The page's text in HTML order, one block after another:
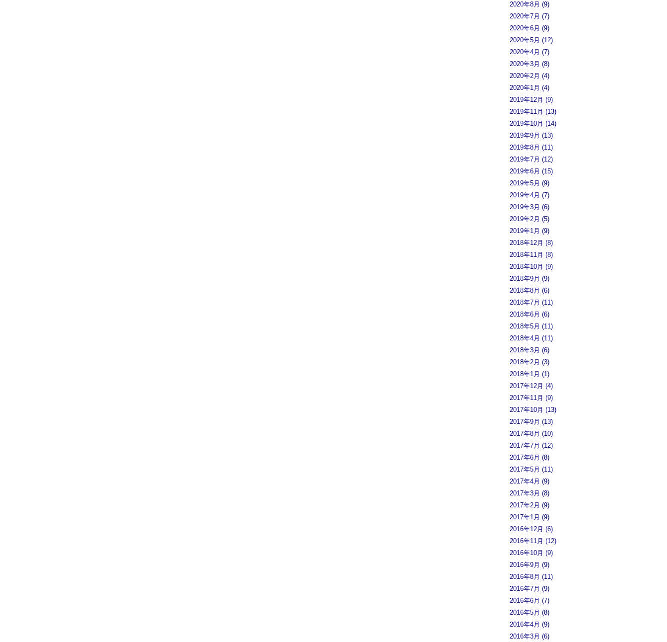
2020年8月 (9)
2020年7月 (7)
2020年6月 (9)
2020年5月 (12)
2020年4月 (7)
2020年3月 (8)
2020年2月 (4)
2020年1月 (4)
2019年12月 (9)
2019年11月 (13)
2019年10月 (14)
2019年9月 (13)
2019年8月 (11)
2019年7月 (12)
2019年6月 (15)
2019年5月 (9)
2019年4月 (7)
2019年3月 (6)
2019年2月 (5)
2019年1月 (9)
2018年12月 (8)
2018年11月 (8)
2018年10月 (9)
2018年9月 (9)
2018年8月 (6)
2018年7月 (11)
2018年6月 (6)
2018年5月 (11)
2018年4月 (11)
2018年3月 (6)
2018年2月 (3)
2018年1月 (1)
2017年12月 (4)
2017年11月 (9)
2017年10月 (13)
2017年9月 (13)
2017年8月 (10)
2017年7月 (12)
2017年6月 (8)
2017年5月 (11)
2017年4月 (9)
2017年3月 (8)
2017年2月 (9)
2017年1月 (9)
2016年12月 (6)
2016年11月 (12)
2016年10月 (9)
2016年9月 (9)
2016年8月 (11)
2016年7月 (9)
2016年6月 (7)
2016年5月 (8)
2016年4月 (9)
2016年3月 (6)